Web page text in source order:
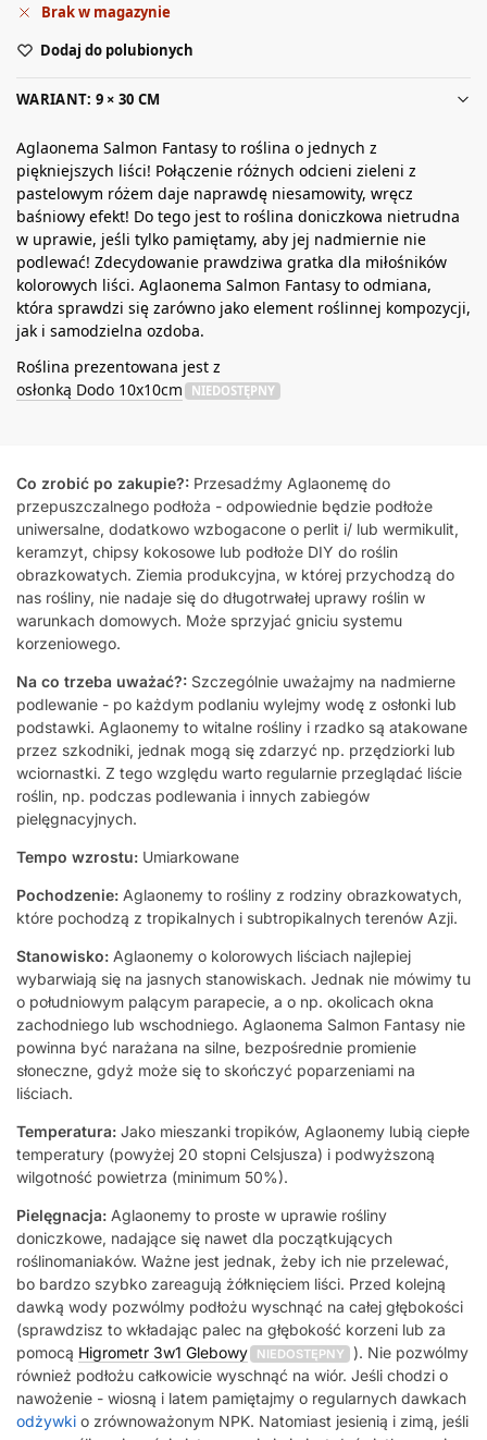
Brak w magazynie
Dodaj do polubionych
WARIANT: 9 × 30 CM
Aglaonema Salmon Fantasy to roślina o jednych z
piękniejszych liści! Połączenie różnych odcieni zieleni z
pastelowym różem daje naprawdę niesamowity, wręcz
baśniowy efekt! Do tego jest to roślina doniczkowa nietrudna
w uprawie, jeśli tylko pamiętamy, aby jej nadmiernie nie
podlewać! Zdecydowanie prawdziwa gratka dla miłośników
kolorowych liści. Aglaonema Salmon Fantasy to odmiana,
która sprawdzi się zarówno jako element roślinnej kompozycji,
jak i samodzielna ozdoba.
Roślina prezentowana jest z
osłonką Dodo 10x10cm
NIEDOSTĘPNY
Co zrobić po zakupie?: Przesadźmy Aglaonemę do
przepuszczalnego podłoża - odpowiednie będzie podłoże
uniwersalne, dodatkowo wzbogacone o perlit i/ lub wermikulit,
keramzyt, chipsy kokosowe lub podłoże DIY do roślin
obrazkowatych. Ziemia produkcyjna, w której przychodzą do
nas rośliny, nie nadaje się do długotrwałej uprawy roślin w
warunkach domowych. Może sprzyjać gniciu systemu
korzeniowego.
Na co trzeba uważać?: Szczególnie uważajmy na nadmierne
podlewanie - po każdym podlaniu wylejmy wodę z osłonki lub
podstawki. Aglaonemy to witalne rośliny i rzadko są atakowane
przez szkodniki, jednak mogą się zdarzyć np. przędziorki lub
wciornastki. Z tego względu warto regularnie przeglądać liście
roślin, np. podczas podlewania i innych zabiegów
pielęgnacyjnych.
Tempo wzrostu: Umiarkowane
Pochodzenie: Aglaonemy to rośliny z rodziny obrazkowatych,
które pochodzą z tropikalnych i subtropikalnych terenów Azji.
Stanowisko: Aglaonemy o kolorowych liściach najlepiej
wybarwiają się na jasnych stanowiskach. Jednak nie mówimy tu
o południowym palącym parapecie, a o np. okolicach okna
zachodniego lub wschodniego. Aglaonema Salmon Fantasy nie
powinna być narażana na silne, bezpośrednie promienie
słoneczne, gdyż może się to skończyć poparzeniami na
liściach.
Temperatura: Jako mieszanki tropików, Aglaonemy lubią ciepłe
temperatury (powyżej 20 stopni Celsjusza) i podwyższoną
wilgotność powietrza (minimum 50%).
Pielęgnacja: Aglaonemy to proste w uprawie rośliny
doniczkowe, nadające się nawet dla początkujących
roślinomaniaków. Ważne jest jednak, żeby ich nie przelewać,
bo bardzo szybko zareagują żółknięciem liści. Przed kolejną
dawką wody pozwólmy podłożu wyschnąć na całej głębokości
(sprawdzisz to wkładając palec na głębokość korzeni lub za
pomocą Higrometr 3w1 Glebowy NIEDOSTĘPNY
). Nie pozwólmy
również podłożu całkowicie wyschnąć na wiór. Jeśli chodzi o
nawożenie - wiosną i latem pamiętajmy o regularnych dawkach
odżywki o zrównoważonym NPK. Natomiast jesienią i zimą, jeśli